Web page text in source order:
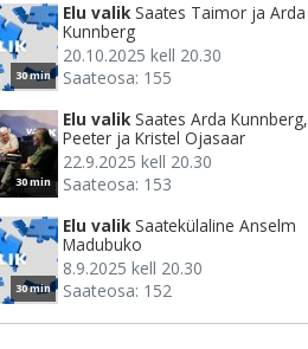
30 min
Elu valik Saates Taimor ja Arda
Kunnberg
20.10.2025 kell 20.30
Saateosa: 155
30 min
Elu valik Saates Arda Kunnberg,
Peeter ja Kristel Ojasaar
22.9.2025 kell 20.30
Saateosa: 153
30 min
Elu valik Saatekülaline Anselm
Madubuko
8.9.2025 kell 20.30
Saateosa: 152